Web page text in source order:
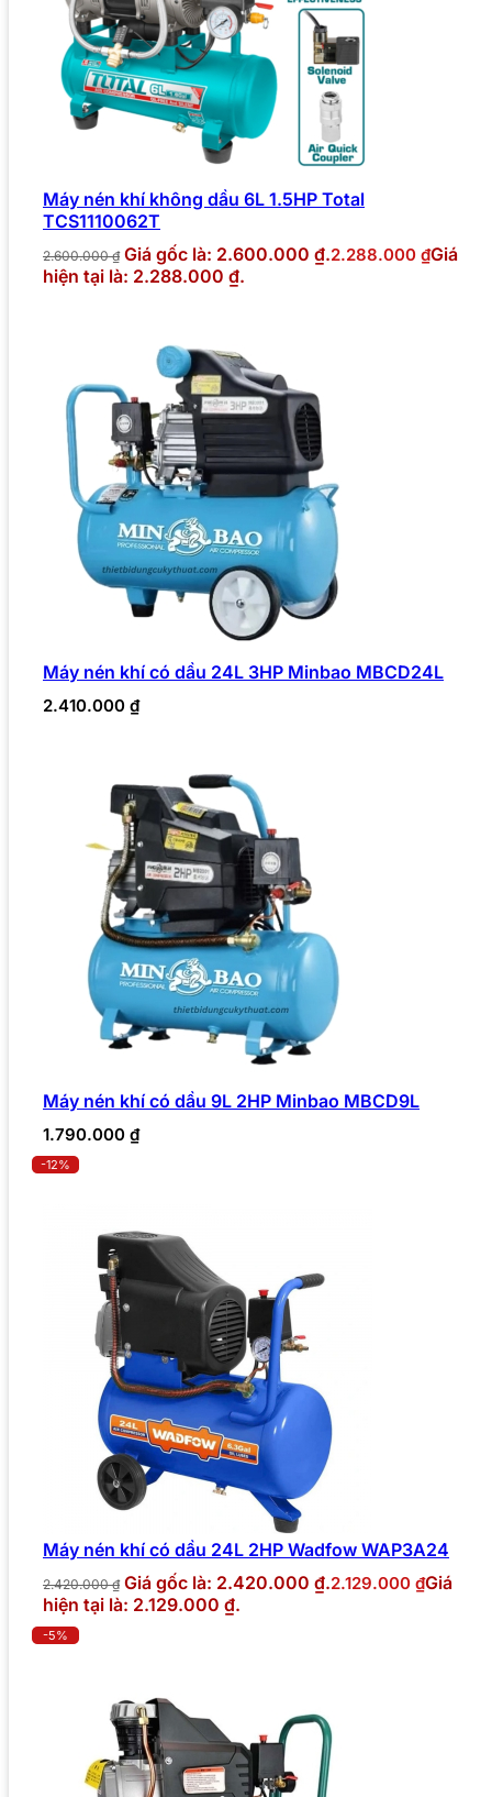
Máy nén khí không dầu 6L 1.5HP Total
TCS1110062T
2.600.000₫ Giá gốc là: 2.600.000 ₫.2.288.000 ₫Giá
hiện tại là: 2.288.000 ₫.
Máy nén khí có dầu 24L 3HP Minbao MBCD24L
2.410.000 ₫
Máy nén khí có dầu 9L 2HP Minbao MBCD9L
1.790.000 ₫
-12%
Máy nén khí có dầu 24L 2HP Wadfow WAP3A24
2.420.000₫ Giá gốc là: 2.420.000 ₫.2.129.000 ₫Giá
hiện tại là: 2.129.000 ₫.
-5%